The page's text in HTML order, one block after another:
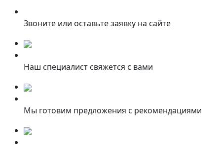
Звоните или оставьте заявку на сайте
Наш специалист свяжется с вами
Мы готовим предложения с рекомендациями